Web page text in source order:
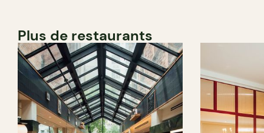
Plus de restaurants